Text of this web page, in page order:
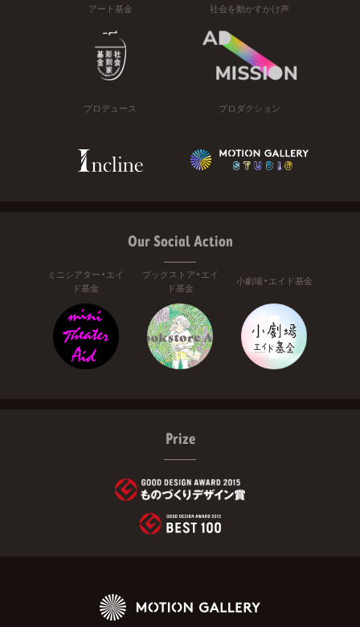
アート基金 社会を動かすかけ声
プロデュース プロダクション
Our Social Action
ミニシアター・エイ
ド基金
ブックストア・エイ
ド基金
小劇場・エイド基金
Prize